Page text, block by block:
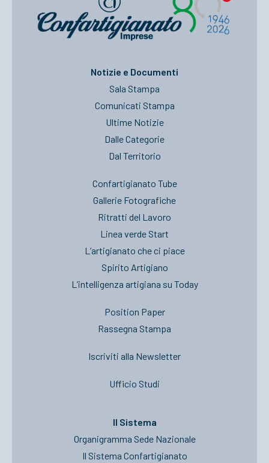
Notizie e Documenti
Sala Stampa
Comunicati Stampa
Ultime Notizie
Dalle Categorie
Dal Territorio
Confartigianato Tube
Gallerie Fotografiche
Ritratti del Lavoro
Linea verde Start
L’artigianato che ci piace
Spirito Artigiano
L’intelligenza artigiana su Today
Position Paper
Rassegna Stampa
Iscriviti alla Newsletter
Ufficio Studi
Il Sistema
Organigramma Sede Nazionale
Il Sistema Confartigianato